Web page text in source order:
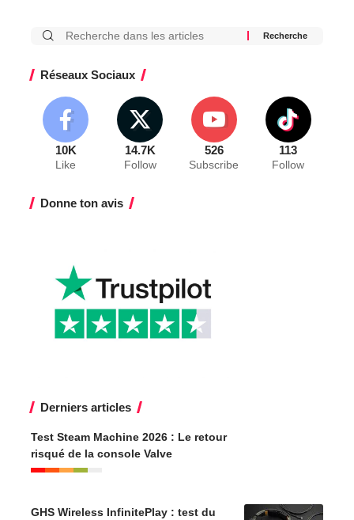
Réseaux Sociaux
10K
Like
14.7K
Follow
526
Subscribe
113
Follow
Donne ton avis
Derniers articles
Test Steam Machine 2026 : Le retour
risqué de la console Valve
GHS Wireless InfinitePlay : test du